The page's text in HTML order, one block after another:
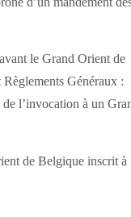
le Grand Orient de
Généraux :
de l’invocation à un
de Belgique inscrit à